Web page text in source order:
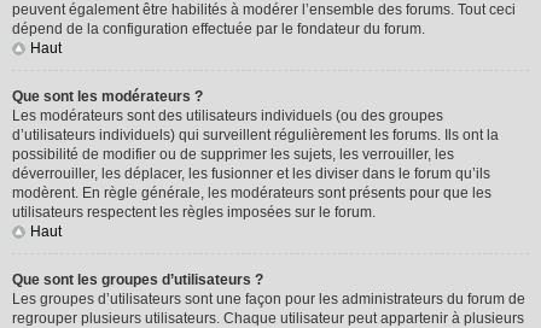
peuvent également être habilités à modérer l’ensemble des forums. Tout ceci
dépend de la configuration effectuée par le fondateur du forum.
Haut
Que sont les modérateurs ?
Les modérateurs sont des utilisateurs individuels (ou des groupes
d’utilisateurs individuels) qui surveillent régulièrement les forums. Ils ont la
possibilité de modifier ou de supprimer les sujets, les verrouiller, les
déverrouiller, les déplacer, les fusionner et les diviser dans le forum qu’ils
modèrent. En règle générale, les modérateurs sont présents pour que les
utilisateurs respectent les règles imposées sur le forum.
Haut
Que sont les groupes d’utilisateurs ?
Les groupes d’utilisateurs sont une façon pour les administrateurs du forum de
regrouper plusieurs utilisateurs. Chaque utilisateur peut appartenir à plusieurs